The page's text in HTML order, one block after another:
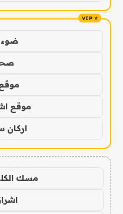
ضوء
موقع
اركان
مسك